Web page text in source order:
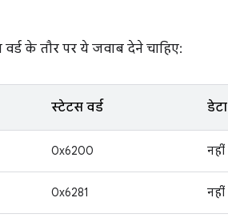
के तौर पर ये जवाब देने चाहिए:
स्टेटस वर्ड डेटा
0x6200 नहीं
0x6281 नहीं